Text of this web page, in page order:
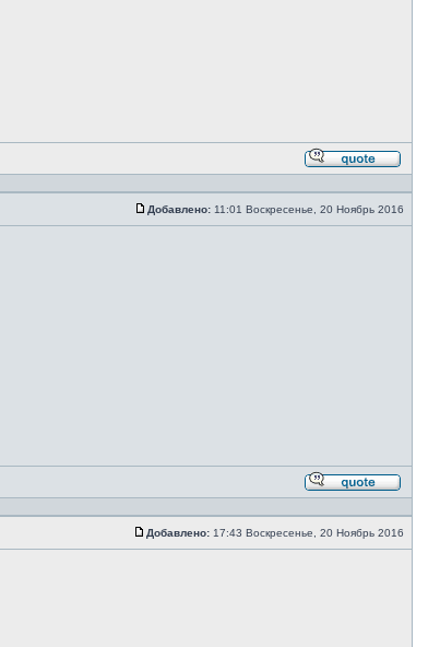
Сообщение
Добавлено: 11:01 Воскресенье, 20 Ноябрь 2016
Сообщение
Добавлено: 17:43 Воскресенье, 20 Ноябрь 2016